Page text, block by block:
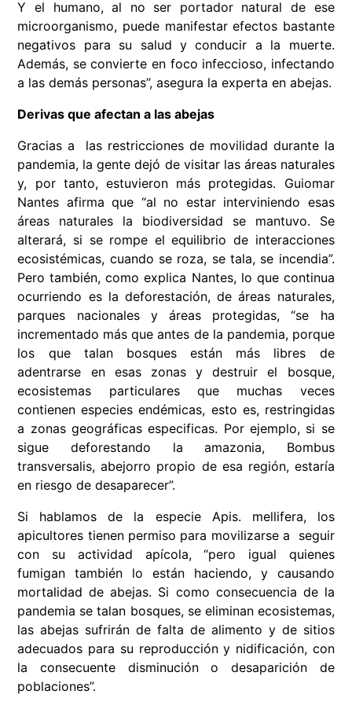
Y el humano, al no ser portador natural de ese
microorganismo, puede manifestar efectos bastante
negativos para su salud y conducir a la muerte.
Además, se convierte en foco infeccioso, infectando
a las demás personas”, asegura la experta en abejas.
Derivas que afectan a las abejas
Gracias a las restricciones de movilidad durante la
pandemia, la gente dejó de visitar las áreas naturales
y, por tanto, estuvieron más protegidas. Guiomar
Nantes afirma que “al no estar interviniendo esas
áreas naturales la biodiversidad se mantuvo. Se
alterará, si se rompe el equilibrio de interacciones
ecosistémicas, cuando se roza, se tala, se incendia”.
Pero también, como explica Nantes, lo que continua
ocurriendo es la deforestación, de áreas naturales,
parques nacionales y áreas protegidas, “se ha
incrementado más que antes de la pandemia, porque
los que talan bosques están más libres de
adentrarse en esas zonas y destruir el bosque,
ecosistemas particulares que muchas veces
contienen especies endémicas, esto es, restringidas
a zonas geográficas especificas. Por ejemplo, si se
sigue deforestando la amazonia, Bombus
transversalis, abejorro propio de esa región, estaría
en riesgo de desaparecer”.
Si hablamos de la especie Apis. mellifera, los
apicultores tienen permiso para movilizarse a seguir
con su actividad apícola, “pero igual quienes
fumigan también lo están haciendo, y causando
mortalidad de abejas. Si como consecuencia de la
pandemia se talan bosques, se eliminan ecosistemas,
las abejas sufrirán de falta de alimento y de sitios
adecuados para su reproducción y nidificación, con
la consecuente disminución o desaparición de
poblaciones”.